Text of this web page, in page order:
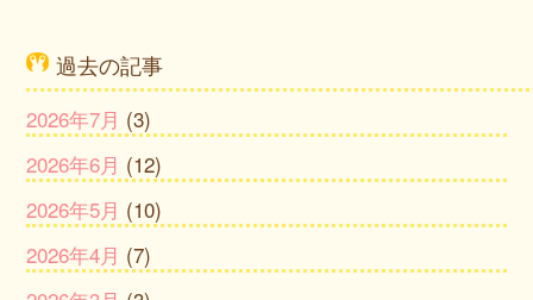
過去の記事
2026年7月 (3)
2026年6月 (12)
2026年5月 (10)
2026年4月 (7)